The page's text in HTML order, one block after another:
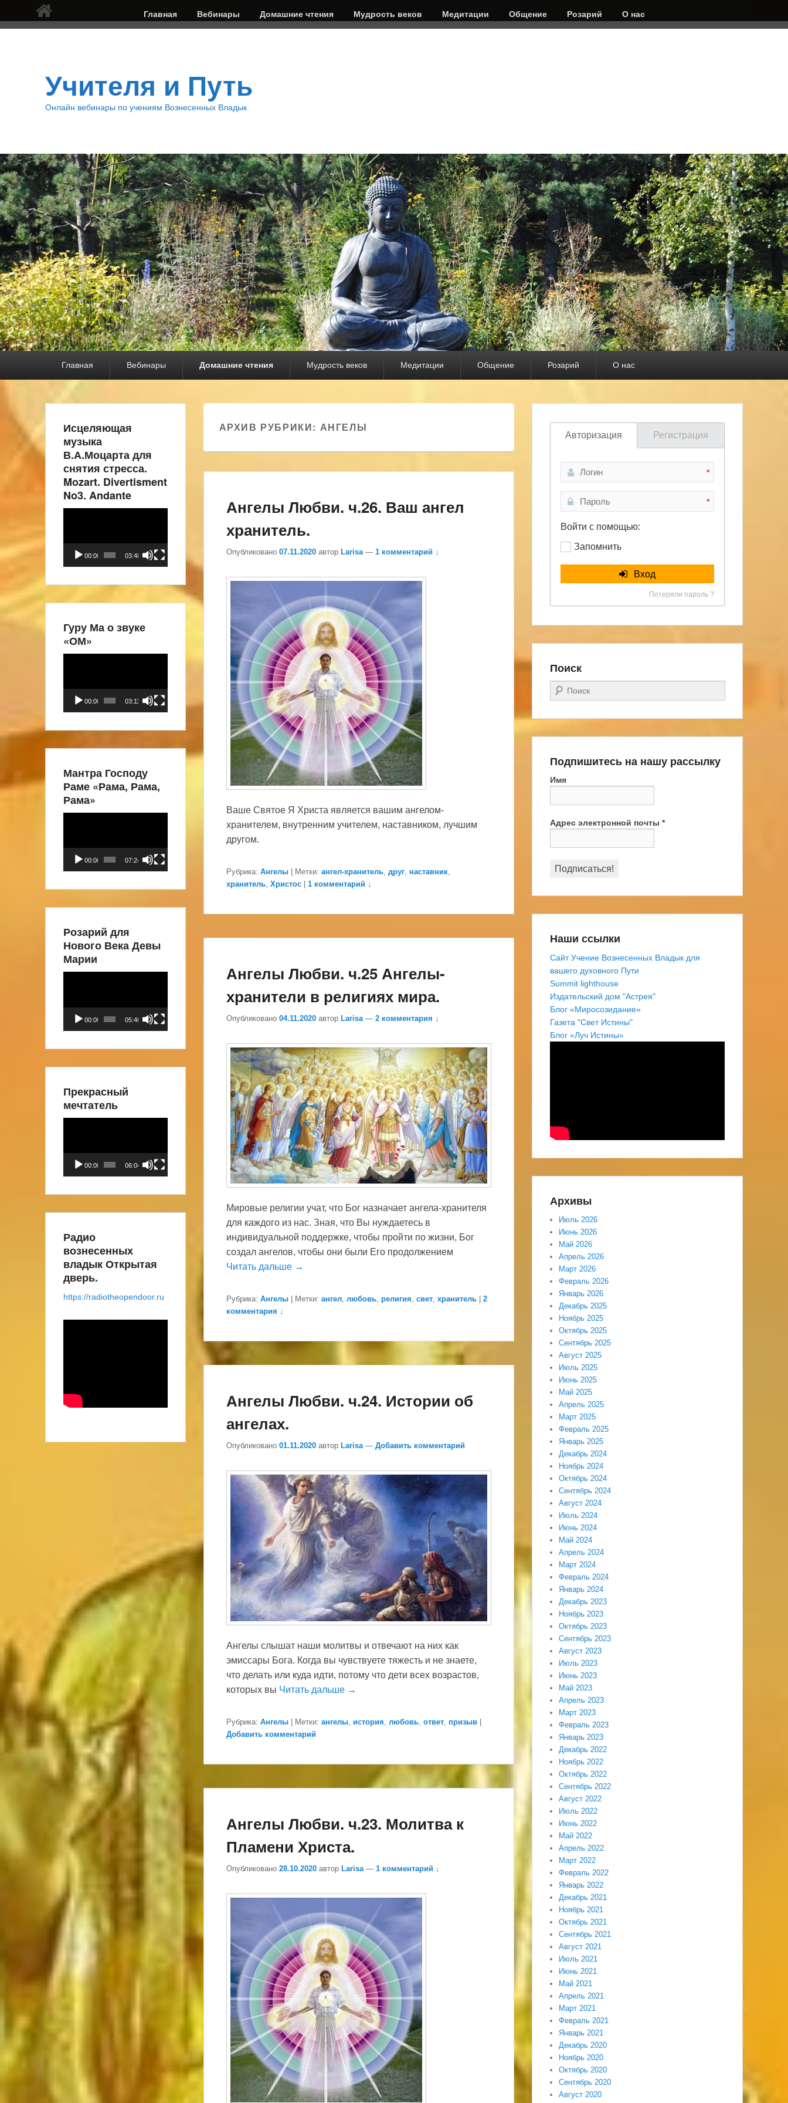
Верхнее
меню
Главная Вебинары Домашние чтения Мудрость веков Медитации Общение Розарий О нас
Учителя и Путь
Онлайн вебинары по учениям Вознесенных Владык
Главная Вебинары Домашние чтения Мудрость веков Медитации Общение Розарий О нас
АРХИВ РУБРИКИ: АНГЕЛЫ
Ангелы Любви. ч.26. Ваш ангел
хранитель.
Опубликовано 07.11.2020 автор Larisa — 1 комментарий ↓
Ваше Святое Я Христа является вашим ангелом-
хранителем, внутренним учителем, наставником, лучшим
другом.
Рубрика: Ангелы Метки: ангел-хранитель друг наставник
хранитель Христос 1 комментарий ↓
Ангелы Любви. ч.25 Ангелы-
хранители в религиях мира.
Опубликовано 04.11.2020 автор Larisa — 2 комментария ↓
Мировые религии учат, что Бог назначает ангела-хранителя
для каждого из нас. Зная, что Вы нуждаетесь в
индивидуальной поддержке, чтобы пройти по жизни, Бог
создал ангелов, чтобы они были Его продолжением
Читать дальше →
Рубрика: Ангелы Метки: ангел, любовь, религия, свет, хранитель
2
комментария ↓
Ангелы Любви. ч.24. Истории об
ангелах.
Опубликовано 01.11.2020 автор Larisa — Добавить комментарий
Ангелы слышат наши молитвы и отвечают на них как
эмиссары Бога. Когда вы чувствуете тяжесть и не знаете,
что делать или куда идти, потому что дети всех возрастов,
которых вы Читать дальше →
Рубрика: Ангелы Метки: ангелы, история, любовь, ответ, призыв
Добавить комментарий
Ангелы Любви. ч.23. Молитва к
Пламени Христа.
Опубликовано 28.10.2020 автор Larisa — 1 комментарий ↓
Авторизация Регистрация
*
*
Войти с помощью:
Запомнить
Вход
Потеряли пароль ?
Поиск
Поиск
Подпишитесь на нашу рассылку
Имя
Адрес электронной почты *
Наши ссылки
Сайт Учение Вознесенных Владык для
вашего духовного Пути
Summit lighthouse
Издательский дом "Астрея"
Блог «Миросозидание»
Газета "Свет Истины"
Блог «Луч Истины»
Архивы
Июль 2026
Июнь 2026
Май 2026
Апрель 2026
Март 2026
Февраль 2026
Январь 2026
Декабрь 2025
Ноябрь 2025
Октябрь 2025
Сентябрь 2025
Август 2025
Июль 2025
Июнь 2025
Май 2025
Апрель 2025
Март 2025
Февраль 2025
Январь 2025
Декабрь 2024
Ноябрь 2024
Октябрь 2024
Сентябрь 2024
Август 2024
Июль 2024
Июнь 2024
Май 2024
Апрель 2024
Март 2024
Февраль 2024
Январь 2024
Декабрь 2023
Ноябрь 2023
Октябрь 2023
Сентябрь 2023
Август 2023
Июль 2023
Июнь 2023
Май 2023
Апрель 2023
Март 2023
Февраль 2023
Январь 2023
Декабрь 2022
Ноябрь 2022
Октябрь 2022
Сентябрь 2022
Август 2022
Июль 2022
Июнь 2022
Май 2022
Апрель 2022
Март 2022
Февраль 2022
Январь 2022
Декабрь 2021
Ноябрь 2021
Октябрь 2021
Сентябрь 2021
Август 2021
Июль 2021
Июнь 2021
Май 2021
Апрель 2021
Март 2021
Февраль 2021
Январь 2021
Декабрь 2020
Ноябрь 2020
Октябрь 2020
Сентябрь 2020
Август 2020
Исцеляющая
музыка
В.А.Моцарта для
снятия стресса.
Mozart. Divertisment
No3. Andante
00:00 03:48
Гуру Ма о звуке
«ОМ»
00:00 03:11
Мантра Господу
Раме «Рама, Рама,
Рама»
00:00 07:24
Розарий для
Нового Века Девы
Марии
00:00 05:46
Прекрасный
мечтатель
00:00 06:04
Радио
вознесенных
владык Открытая
дверь.
https://radiotheopendoor.ru